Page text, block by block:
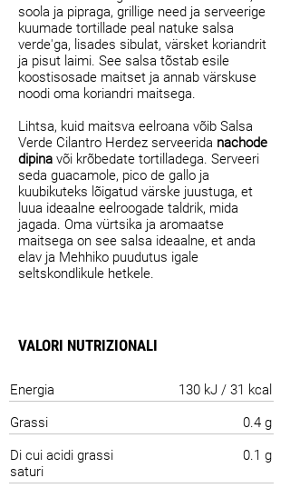
soola ja pipraga, grillige need ja serveerige
kuumade tortillade peal natuke salsa
verde'ga, lisades sibulat, värsket koriandrit
ja pisut laimi. See salsa tõstab esile
koostisosade maitset ja annab värskuse
noodi oma koriandri maitsega.
Lihtsa, kuid maitsva eelroana võib Salsa
Verde Cilantro Herdez serveerida nachode
dipina või krõbedate tortilladega. Serveeri
seda guacamole, pico de gallo ja
kuubikuteks lõigatud värske juustuga, et
luua ideaalne eelroogade taldrik, mida
jagada. Oma vürtsika ja aromaatse
maitsega on see salsa ideaalne, et anda
elav ja Mehhiko puudutus igale
seltskondlikule hetkele.
VALORI NUTRIZIONALI
Energia
130 kJ / 31 kcal
Grassi
0.4 g
Di cui acidi grassi
saturi
0.1 g